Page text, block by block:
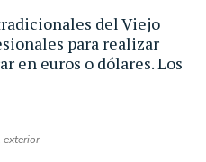
del Viejo
para realizar
en euros o dólares. Los
exterior